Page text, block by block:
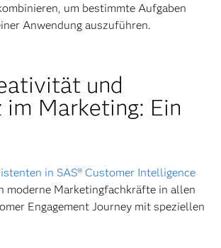
um bestimmte Aufgaben
Anwendung auszuführen.
und
im Marketing: Ein
in SAS® Customer Intelligence
Marketingfachkräfte in allen
Engagement Journey mit speziellen